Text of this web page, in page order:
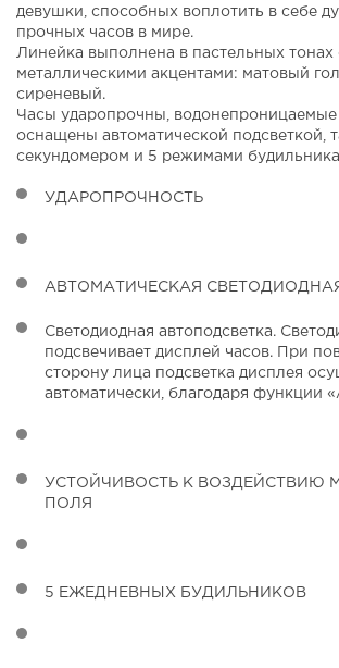
девушки, способных воплотить в себе
прочных часов в мире.
Линейка выполнена в пастельных тонах
металлическими акцентами: матовый
сиреневый.
Часы ударопрочны, водонепроницаемые
оснащены автоматической подсветкой,
секундомером и 5 режимами
УДАРОПРОЧНОСТЬ
АВТОМАТИЧЕСКАЯ
Светодиодная автоподсветка.
подсвечивает дисплей часов. При
сторону лица подсветка дисплея
автоматически, благодаря функции
УСТОЙЧИВОСТЬ К ВОЗДЕЙСТВИЮ
ПОЛЯ
5 ЕЖЕДНЕВНЫХ БУДИЛЬНИКОВ